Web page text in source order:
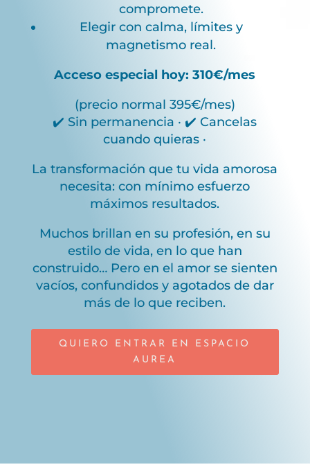
compromete.
Elegir con calma, límites y
magnetismo real.
Acceso especial hoy: 310€/mes
(precio normal 395€/mes)
✔️ Sin permanencia · ✔️ Cancelas
cuando quieras ·
La transformación que tu vida amorosa
necesita: con mínimo esfuerzo
máximos resultados.
Muchos brillan en su profesión, en su
estilo de vida, en lo que han
construido… Pero en el amor se sienten
vacíos, confundidos y agotados de dar
más de lo que reciben.
QUIERO ENTRAR EN ESPACIO
AUREA